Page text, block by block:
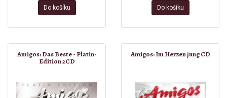
Do košíku Do košíku
Amigos: Das Beste - Platin-
Edition 2CD
Amigos: Im Herzen jung CD